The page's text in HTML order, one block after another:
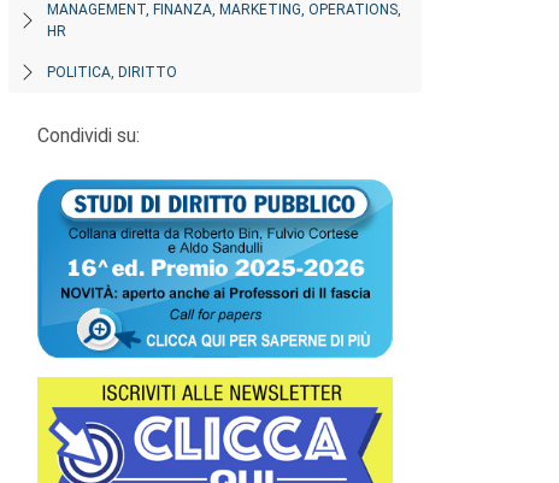
MANAGEMENT, FINANZA, MARKETING, OPERATIONS,
HR
POLITICA, DIRITTO
Condividi su: